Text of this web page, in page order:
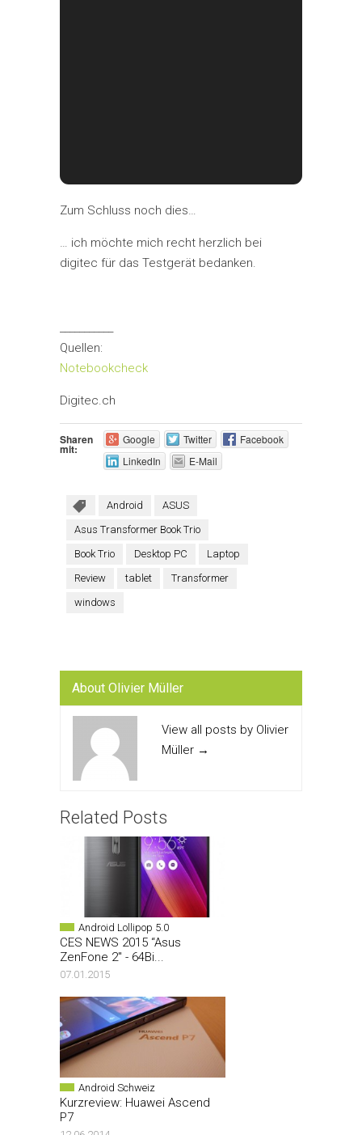
Zum Schluss noch dies…
… ich möchte mich recht herzlich bei
digitec für das Testgerät bedanken.
Quellen:
Notebookcheck
Digitec.ch
Sharen
mit:
Google Twitter
Facebook
LinkedIn
E-Mail
Android
ASUS
Asus Transformer Book Trio
Book Trio
Desktop PC
Laptop
Review
tablet
Transformer
windows
About Olivier Müller
View all posts by Olivier
Müller →
Related Posts
Android Lollipop 5.0
CES NEWS 2015 “Asus
ZenFone 2″ - 64Bi...
07.01.2015
Android Schweiz
Kurzreview: Huawei Ascend
P7